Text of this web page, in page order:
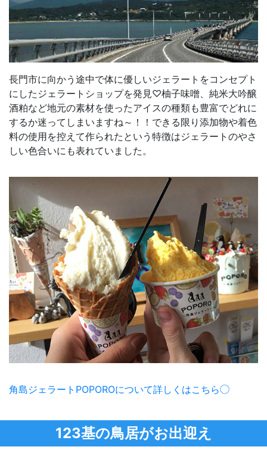
長門市に向かう途中で体に優しいジェラートをコンセプト
にしたジェラートショップを発見♡柚子味噌、純米大吟醸
酒粕など地元の素材を使ったアイスの種類も豊富でどれに
するか迷ってしまいますね～！！できる限り添加物や着色
料の使用を控えて作られたという特徴はジェラートのやさ
しい色合いにも表れていました。
角島ジェラートPOPOROについて詳しくはこちら
123基の鳥居がお出迎え